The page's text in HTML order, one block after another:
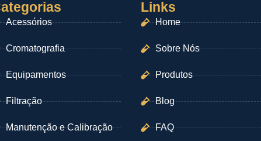
Acessórios
Cromatografia
Equipamentos
Filtração
Manutenção e Calibração
Links
Home
Sobre Nós
Produtos
Blog
FAQ